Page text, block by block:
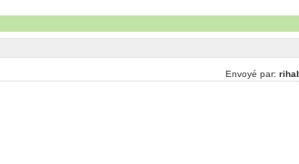
Envoyé par: